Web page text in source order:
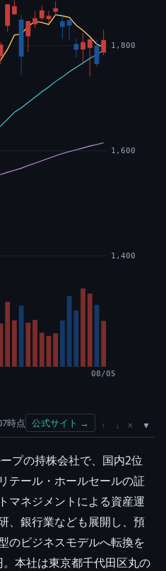
1,400
1,600
1,800
08/05
時点 公式サイト → ↑ ↓ ×
プの持株会社で、国内2位
テール・ホールセールの証
マネジメントによる資産運
、銀行業なども展開し、預
のビジネスモデルへ転換を
本社は東京都千代田区丸の